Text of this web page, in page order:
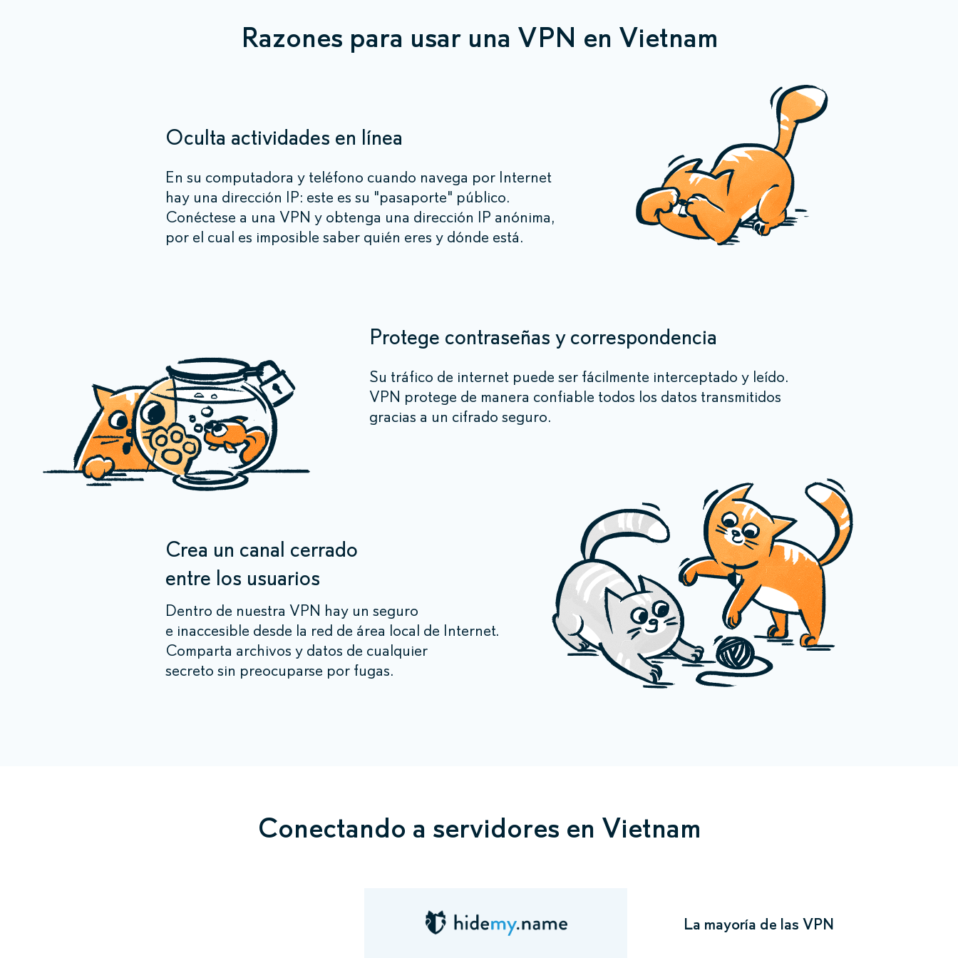
Razones para usar una VPN en Vietnam
Oculta actividades en línea
En su computadora y teléfono cuando navega por Internet
hay una dirección IP: este es su "pasaporte" público.
Conéctese a una VPN y obtenga una dirección IP anónima,
por el cual es imposible saber quién eres y dónde está.
Protege contraseñas y correspondencia
Su tráfico de internet puede ser fácilmente interceptado y leído.
VPN protege de manera confiable todos los datos transmitidos
gracias a un cifrado seguro.
Crea un canal cerrado
entre los usuarios
Dentro de nuestra VPN hay un seguro
e inaccesible desde la red de área local de Internet.
Comparta archivos y datos de cualquier
secreto sin preocuparse por fugas.
Conectando a servidores en Vietnam
La mayoría de las VPN